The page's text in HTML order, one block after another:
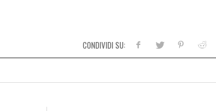
CONDIVIDI SU: